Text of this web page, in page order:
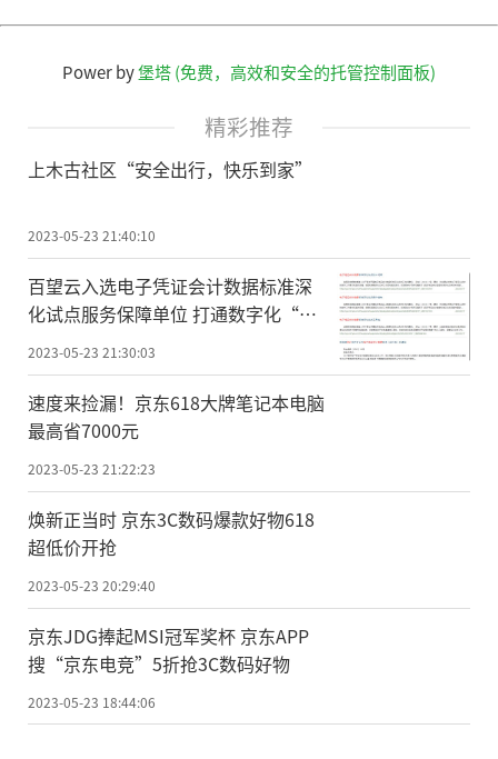
Power by堡塔 (免费，高效和安全的托管控制面板)
精彩推荐
上木古社区“安全出行，快乐到家”
2023-05-23 21:40:10
百望云入选电子凭证会计数据标准深
化试点服务保障单位 打通数字化“最
后一公里”
2023-05-23 21:30:03
速度来捡漏！京东618大牌笔记本电脑
最高省7000元
2023-05-23 21:22:23
焕新正当时 京东3C数码爆款好物618
超低价开抢
2023-05-23 20:29:40
京东JDG捧起MSI冠军奖杯 京东APP
搜“京东电竞”5折抢3C数码好物
2023-05-23 18:44:06